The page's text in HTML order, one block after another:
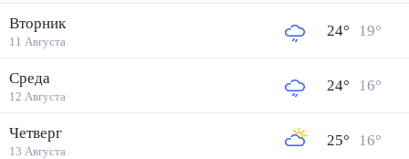
Вторник
11 Августа
24° 19°
Среда
12 Августа
24° 16°
Четверг
13 Августа
25° 16°